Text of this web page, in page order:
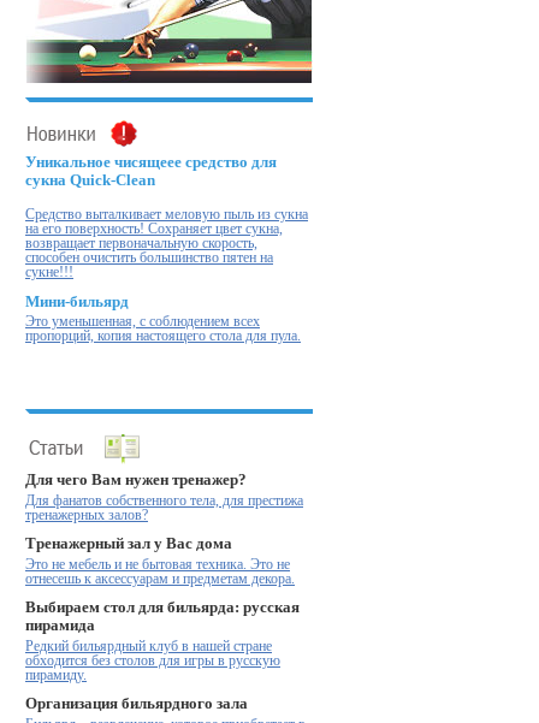
Уникальное чисящеее средство для
сукна Quick-Clean
Cредство выталкивает меловую пыль из сукна
на его поверхность! Cохраняет цвет сукна,
возвращает первоначальную скорость,
способен очистить большинство пятен на
сукне!!!
Мини-бильярд
Это уменьшенная, с соблюдением всех
пропорций, копия настоящего стола для пула.
Для чего Вам нужен тренажер?
Для фанатов собственного тела, для престижа
тренажерных залов?
Тренажерный зал у Вас дома
Это не мебель и не бытовая техника. Это не
отнесешь к аксессуарам и предметам декора.
Выбираем стол для бильярда: русская
пирамида
Редкий бильярдный клуб в нашей стране
обходится без столов для игры в русскую
пирамиду.
Организация бильярдного зала